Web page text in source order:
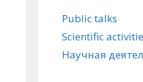
Public talks
Scientific
Научная